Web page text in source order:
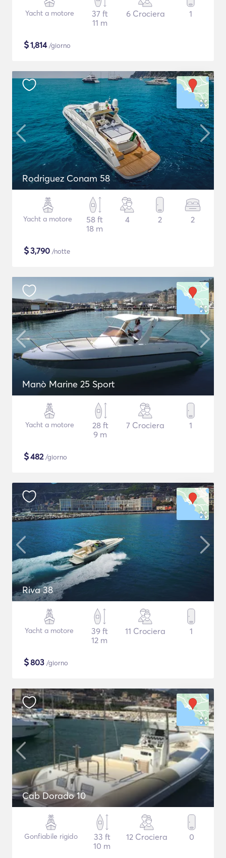
Yacht a motore
37 ft
11 m
6 Crociera 1
$1,814/giorno
Rodriguez Conam 58
Yacht a motore
58 ft
18 m
4 2 2
$3,790 /notte
Manò Marine 25 Sport
Yacht a motore
28 ft
9 m
7 Crociera 1
$482/giorno
Riva 38
Yacht a motore
39 ft
12 m
11 Crociera 1
$803 /giorno
Cab Dorado 10
Gonfiabile rigido
33 ft
10 m
12 Crociera 0